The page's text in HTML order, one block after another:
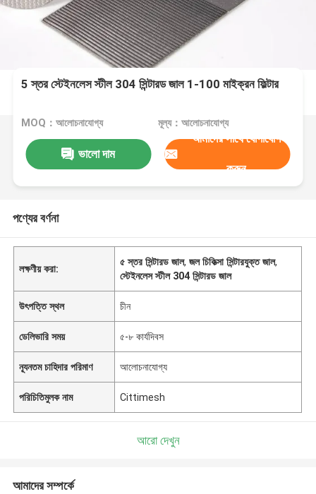
5 স্তর স্টেইনলেস স্টীল 304 সিন্টারড জাল 1-100 মাইক্রন ফিল্টার
MOQ：আলোচনাযোগ্য মূল্য：আলোচনাযোগ্য
ভালো দাম
আমাদের সাথে যোগাযোগ
করুন
পণ্যের বর্ণনা
লক্ষণীয় করা:
৫ স্তর সিন্টারড জাল,জল চিকিত্সা সিন্টারযুক্ত জাল,
স্টেইনলেস স্টীল 304 সিন্টারড জাল
উৎপত্তি স্থল চীন
ডেলিভারি সময় ৫-৮ কার্যদিবস
ন্যূনতম চাহিদার পরিমাণ আলোচনাযোগ্য
পরিচিতিমুলক নাম Cittimesh
আরো দেখুন
আমাদের সম্পর্কে